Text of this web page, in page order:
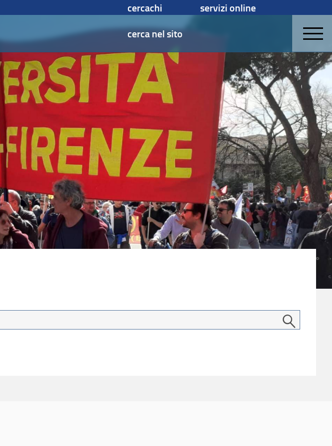
cercachi
servizi online
cerca nel sito